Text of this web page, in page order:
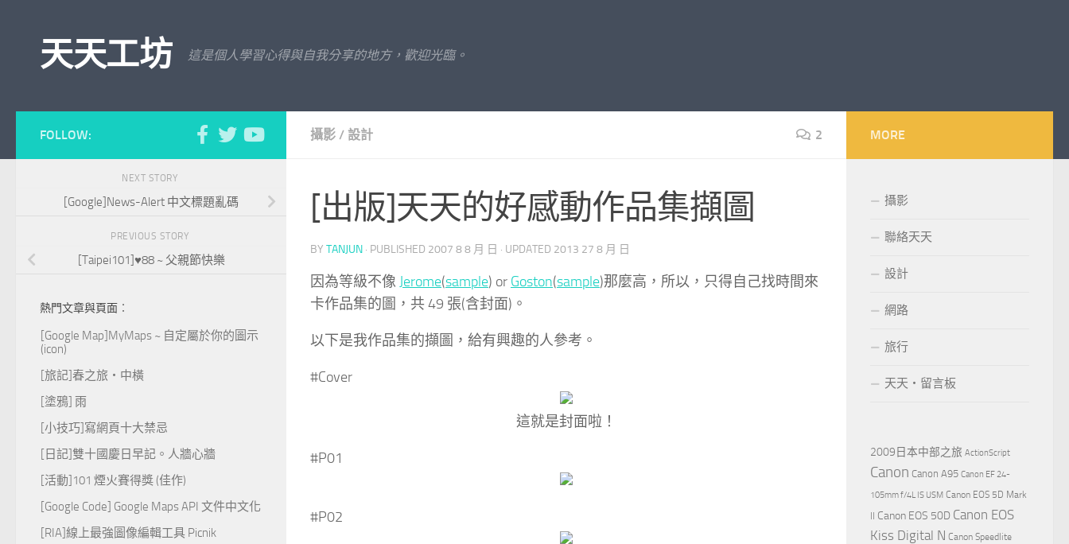
天天工坊 這是個人學習心得與自我分享的地方，歡迎光臨。
攝影 / 設計 2
[出版]天天的好感動作品集擷圖
BY TANJUN · PUBLISHED 2007 8 8 月 日 · UPDATED 2013 27 8 月 日
因為等級不像 Jerome(sample) or Goston(sample)那麼高，所以，只得自己找時間來
卡作品集的圖，共 49 張(含封面)。
以下是我作品集的擷圖，給有興趣的人參考。
#Cover
這就是封面啦！
#P01
#P02
FOLLOW:
NEXT STORY
[Google]News-Alert 中文標題亂碼
PREVIOUS STORY
[Taipei101]♥88 ~ 父親節快樂
熱門文章與頁面︰
[Google Map]MyMaps ~ 自定屬於你的圖示
(icon)
[旅記]春之旅‧中橫
[塗鴉] 雨
[小技巧]寫網頁十大禁忌
[日記]雙十國慶日早記。人牆心牆
[活動]101 煙火賽得獎 (佳作)
[Google Code] Google Maps API 文件中文化
[RIA]線上最強圖像編輯工具 Picnik
MORE
攝影
聯絡天天
設計
網路
旅行
天天‧留言板
2009日本中部之旅 ActionScript
Canon Canon A95 Canon EF 24-
105mm f/4L IS USM Canon EOS 5D Mark
Canon EOS 50D Canon EOS
Kiss Digital N Canon Speedlite